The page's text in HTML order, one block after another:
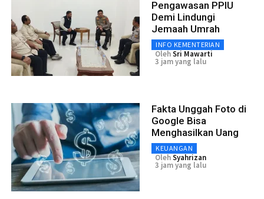
Pengawasan PPIU
Demi Lindungi
Jemaah Umrah
INFO KEMENTERIAN
OlehSri Mawarti
3 jam yang lalu
Fakta Unggah Foto di
Google Bisa
Menghasilkan Uang
KEUANGAN
OlehSyahrizan
3 jam yang lalu